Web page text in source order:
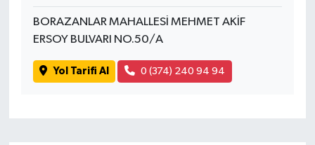
BORAZANLAR MAHALLESİ MEHMET AKİF
ERSOY BULVARI NO.50/A
Yol Tarifi Al 0 (374) 240 94 94